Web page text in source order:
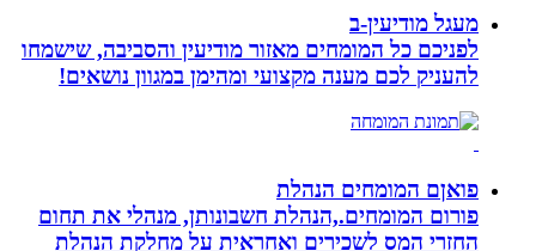
מעגל מודיעין-ב
לפניכם כל המומחים מאזור מודיעין והסביבה, שישמחו
להעניק לכם מענה מקצועי ומהימן במגוון נושאים!
פואןם המומחים הנהלת
פורום המומחים.,הנהלת חשבונותן, מנהלי את תחום
החזרי המס לשכירים ואחראית על מחלקת הנהלת